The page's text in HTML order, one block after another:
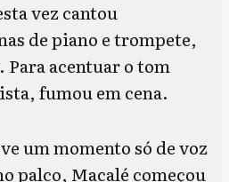
vez cantou
de piano e trompete,
acentuar o tom
fumou em cena.
um momento só de voz
palco, Macalé começou